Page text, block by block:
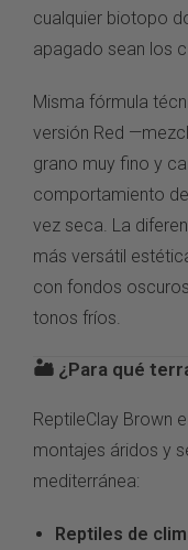
cualquier biotopo
apagado sean los
Misma fórmula
versión Red
grano muy fino y
comportamiento
vez seca. La
más versátil
con fondos
tonos fríos.
🏜️ ¿Para qué
ReptileClay Brown
montajes áridos y
mediterránea:
Reptiles de